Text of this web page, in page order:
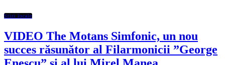
Stiri locale
VIDEO The Motans Simfonic, un nou
succes răsunător al Filarmonicii ”George